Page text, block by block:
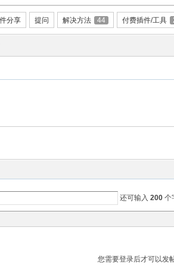
分享 提问 解决方法 44 付费插件/工具
还可输入200 个
您需要登录后才可以发